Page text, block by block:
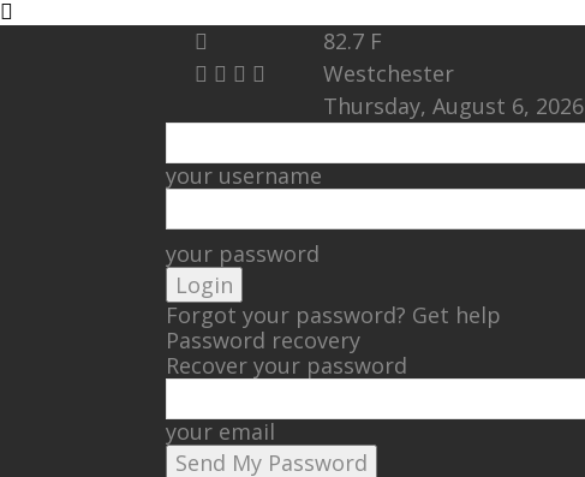
82.7 F
Westchester
Thursday, August 6, 2026
your username
your password
Forgot your password? Get help
Password recovery
Recover your password
your email